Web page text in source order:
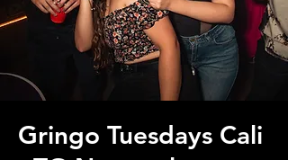
Gringo Tuesdays Cali